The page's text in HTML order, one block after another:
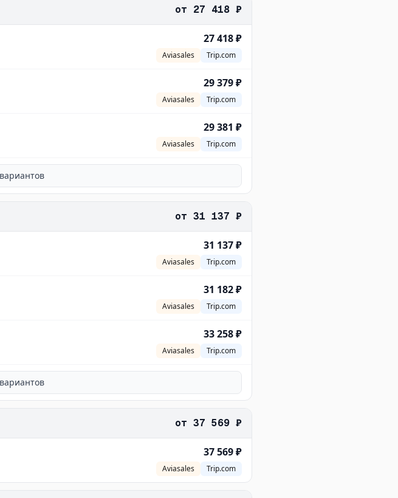
от 27 418 ₽
27 418 ₽
Aviasales Trip.com
29 379 ₽
Aviasales Trip.com
29 381 ₽
Aviasales Trip.com
вариантов
от 31 137 ₽
31 137 ₽
Aviasales Trip.com
31 182 ₽
Aviasales Trip.com
33 258 ₽
Aviasales Trip.com
вариантов
от 37 569 ₽
37 569 ₽
Aviasales Trip.com